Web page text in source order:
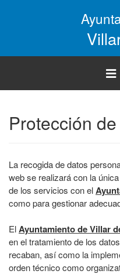
Protección
La recogida de datos
web se realizará con la
de los servicios con el
como para gestionar
ElAyuntamiento de Villar
en el tratamiento de los
recaban, así como la
orden técnico como